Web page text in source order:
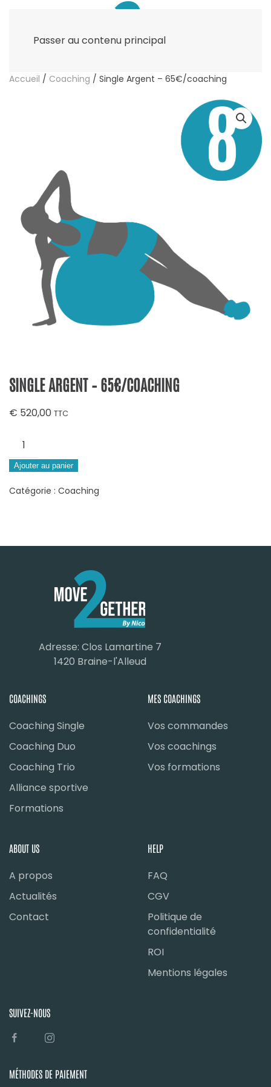
Passer au contenu principal
Accueil / Coaching / Single Argent – 65€/coaching
SINGLE ARGENT – 65€/COACHING
€ 520,00 TTC
quantité
Single
-
Ajouter au panier
Catégorie : Coaching
Adresse: Clos Lamartine 7
1420 Braine-l'Alleud
COACHINGS
Coaching Single
Coaching Duo
Coaching Trio
Alliance sportive
Formations
MES COACHINGS
Vos commandes
Vos coachings
Vos formations
ABOUT US
A propos
Actualités
Contact
HELP
FAQ
CGV
Politique de
confidentialité
ROI
Mentions légales
SUIVEZ-NOUS
MÉTHODES DE PAIEMENT